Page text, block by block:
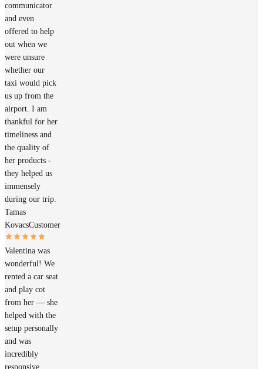
communicator
and even
offered to help
out when we
were unsure
whether our
taxi would pick
us up from the
airport. I am
thankful for her
timeliness and
the quality of
her products -
they helped us
immensely
during our trip.
Tamas
KovacsCustomer
Valentina was
wonderful! We
rented a car seat
and play cot
from her — she
helped with the
setup personally
and was
incredibly
responsive,